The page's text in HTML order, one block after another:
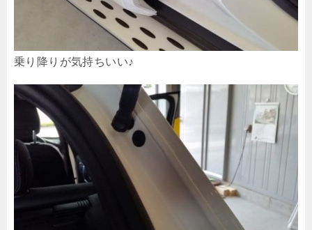
乗り降りが気持ちいい♪